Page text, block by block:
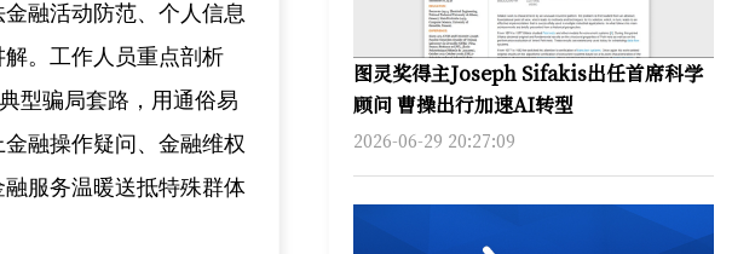
融活动防范、个人信息
。工作人员重点剖析
型骗局套路，用通俗易
融操作疑问、金融维权
服务温暖送抵特殊群体
图灵奖得主Joseph Sifakis出任首席科学
顾问 曹操出行加速AI转型
2026-06-29 20:27:09